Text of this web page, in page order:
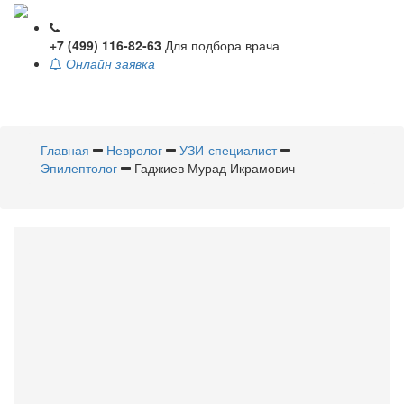
+7 (499) 116-82-63 Для подбора врача
Онлайн заявка
Главная
Невролог
УЗИ-специалист
Эпилептолог
Гаджиев Мурад Икрамович